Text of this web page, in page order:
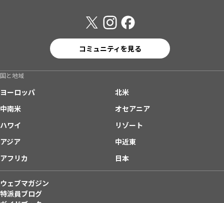
コミュニティを見る
国と地域
ヨーロッパ
北米
中南米
オセアニア
ハワイ
リゾート
アジア
中近東
アフリカ
日本
ウェブマガジン
特派員ブログ